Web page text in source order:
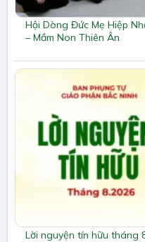
Hội Dòng Đức Mẹ Hiệp
– Mầm Non Thiên Ân
Lời nguyện tín hữu tháng